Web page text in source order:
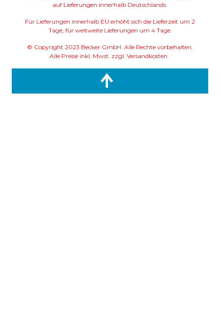
auf Lieferungen innerhalb Deutschlands.
Für Lieferungen innerhalb EU erhöht sich die Lieferzeit um 2
Tage, für weltweite Lieferungen um 4 Tage.
© Copyright 2023 Becker GmbH. Alle Rechte vorbehalten.
Alle Preise inkl. Mwst. zzgl. Versandkosten.